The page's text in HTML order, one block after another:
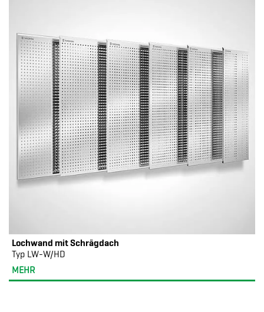
Lochwand mit Schrägdach
Typ LW-W/HD
MEHR